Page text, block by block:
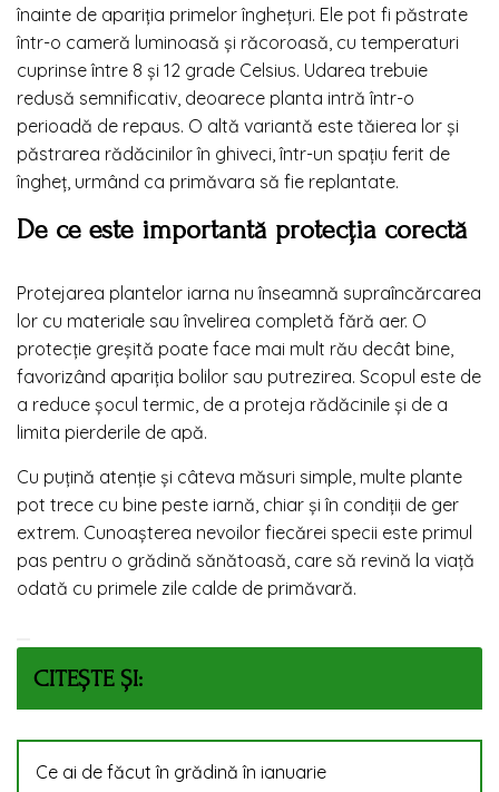
înainte de apariția primelor înghețuri. Ele pot fi păstrate
într-o cameră luminoasă și răcoroasă, cu temperaturi
cuprinse între 8 și 12 grade Celsius. Udarea trebuie
redusă semnificativ, deoarece planta intră într-o
perioadă de repaus. O altă variantă este tăierea lor și
păstrarea rădăcinilor în ghiveci, într-un spațiu ferit de
îngheț, urmând ca primăvara să fie replantate.
De ce este importantă protecția corectă
Protejarea plantelor iarna nu înseamnă supraîncărcarea
lor cu materiale sau învelirea completă fără aer. O
protecție greșită poate face mai mult rău decât bine,
favorizând apariția bolilor sau putrezirea. Scopul este de
a reduce șocul termic, de a proteja rădăcinile și de a
limita pierderile de apă.
Cu puțină atenție și câteva măsuri simple, multe plante
pot trece cu bine peste iarnă, chiar și în condiții de ger
extrem. Cunoașterea nevoilor fiecărei specii este primul
pas pentru o grădină sănătoasă, care să revină la viață
odată cu primele zile calde de primăvară.
CITEȘTE ȘI:
Ce ai de făcut în grădină în ianuarie